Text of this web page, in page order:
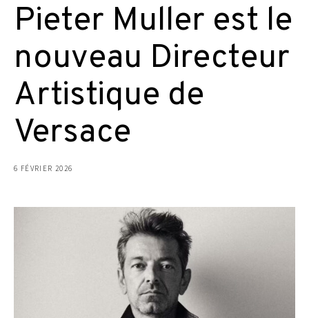
Pieter Muller est le
nouveau Directeur
Artistique de
Versace
6 FÉVRIER 2026